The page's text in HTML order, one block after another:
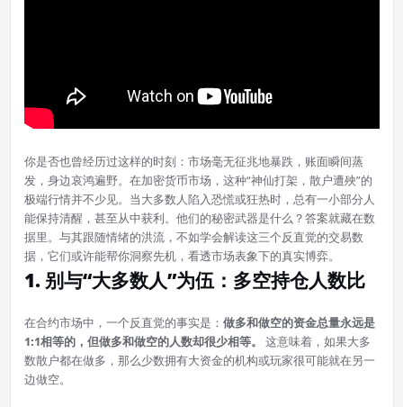
你是否也曾经历过这样的时刻：市场毫无征兆地暴跌，账面瞬间蒸
发，身边哀鸿遍野。在加密货币市场，这种“神仙打架，散户遭殃”的
极端行情并不少见。当大多数人陷入恐慌或狂热时，总有一小部分人
能保持清醒，甚至从中获利。他们的秘密武器是什么？答案就藏在数
据里。与其跟随情绪的洪流，不如学会解读这三个反直觉的交易数
据，它们或许能帮你洞察先机，看透市场表象下的真实博弈。
1. 别与“大多数人”为伍：多空持仓人数比
在合约市场中，一个反直觉的事实是： 做多和做空的资金总量永远是
1:1相等的，但做多和做空的人数却很少相等。
这意味着，如果大多
数散户都在做多，那么少数拥有大资金的机构或玩家很可能就在另一
边做空。